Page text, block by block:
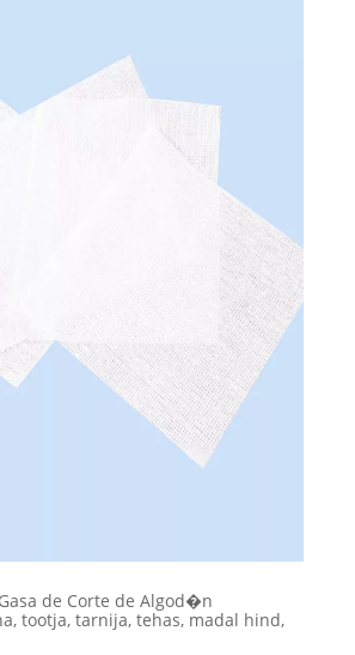
de Corte de Algod�n
tootja, tarnija, tehas, madal hind,